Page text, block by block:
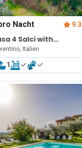
Nacht 9.3
4 Salci with
Italien
1